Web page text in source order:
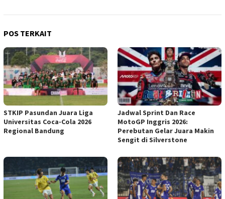
POS TERKAIT
STKIP Pasundan Juara Liga
Universitas Coca-Cola 2026
Regional Bandung
Jadwal Sprint Dan Race
MotoGP Inggris 2026:
Perebutan Gelar Juara Makin
Sengit di Silverstone